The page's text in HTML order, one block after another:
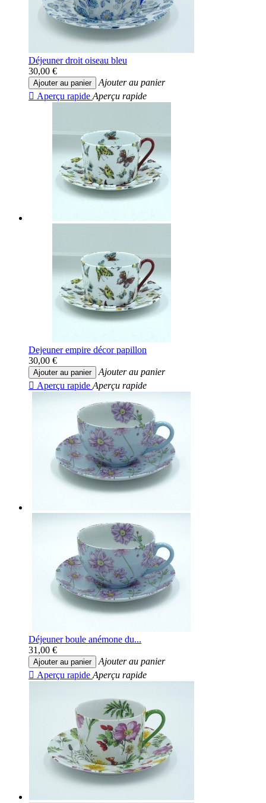
Déjeuner droit oiseau bleu
30,00 €
Ajouter au panier
Ajouter au panier
 Aperçu rapide Aperçu rapide
Dejeuner empire décor papillon
30,00 €
Ajouter au panier
Ajouter au panier
 Aperçu rapide Aperçu rapide
Déjeuner boule anémone du...
31,00 €
Ajouter au panier
Ajouter au panier
 Aperçu rapide Aperçu rapide